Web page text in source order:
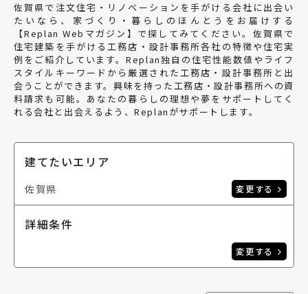
佐賀県で注文住宅・リノベーションを手がける会社に出会い
たいなら、家づくり・暮らしのほんとうをお届けする
【Replan Webマガジン】で探してみてください。佐賀県で
住宅建築を手がける工務店・設計事務所各社の特徴や住宅実
例をご紹介しています。Replan独自の住宅性能数値やライフ
スタイルキーワードから厳選された工務店・設計事務所と出
会うことができます。興味を持った工務店・設計事務所への資
料請求も可能。あなたの暮らしの理想や夢をサポートしてく
れる会社と出会えるよう、Replanがサポートします。
建てたいエリア
佐賀県 変更する
詳細条件
変更する